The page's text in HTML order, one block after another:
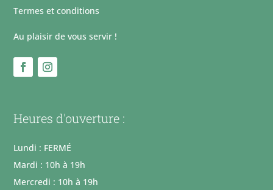
Termes et conditions
Au plaisir de vous servir !
Heures d'ouverture :
Lundi : FERMÉ
Mardi : 10h à 19h
Mercredi : 10h à 19h